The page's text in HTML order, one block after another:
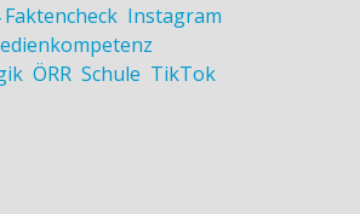
Faktencheck, Instagram
, ÖRR, Schule TikTok